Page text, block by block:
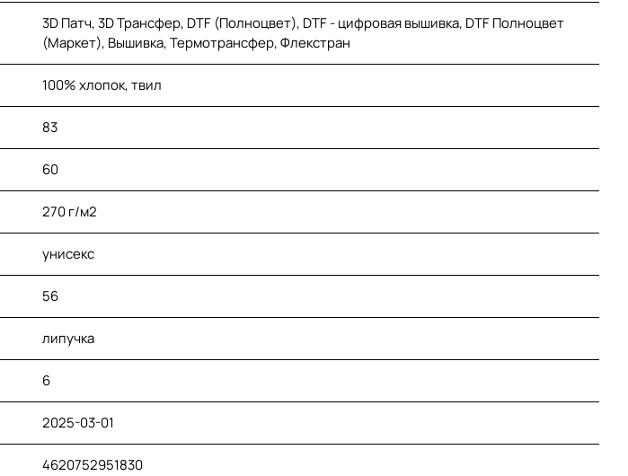
3D Патч, 3D Трансфер, DTF (Полноцвет), DTF - цифровая вышивка, DTF Полноцвет
(Маркет), Вышивка, Термотрансфер, Флекстран
100% хлопок, твил
83
60
270 г/м2
унисекс
56
липучка
6
2025-03-01
4620752951830